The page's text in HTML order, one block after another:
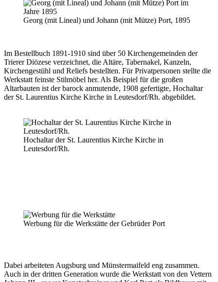
Georg (mit Lineal) und Johann (mit Mütze) Port, 1895
Im Bestellbuch 1891-1910 sind über 50 Kirchengemeinden der
Trierer Diözese verzeichnet, die Altäre, Tabernakel, Kanzeln,
Kirchengestühl und Reliefs bestellten. Für Privatpersonen stellte die
Werkstatt feinste Stilmöbel her. Als Beispiel für die großen
Altarbauten ist der barock anmutende, 1908 gefertigte, Hochaltar
der St. Laurentius Kirche Kirche in Leutesdorf/Rh. abgebildet.
Hochaltar der St. Laurentius Kirche Kirche in
Leutesdorf/Rh.
Werbung für die Werkstätte der Gebrüder Port
Dabei arbeiteten Augsburg und Münstermaifeld eng zusammen.
Auch in der dritten Generation wurde die Werkstatt von den Vettern